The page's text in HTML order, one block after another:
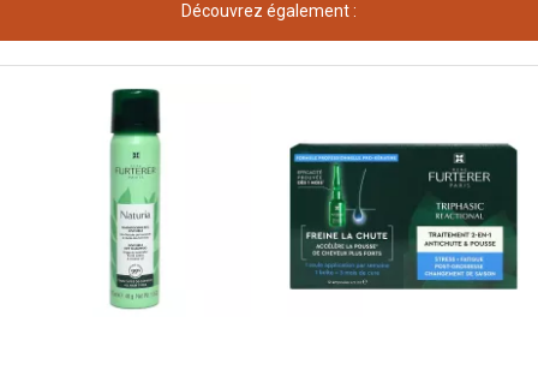
Découvrez également :